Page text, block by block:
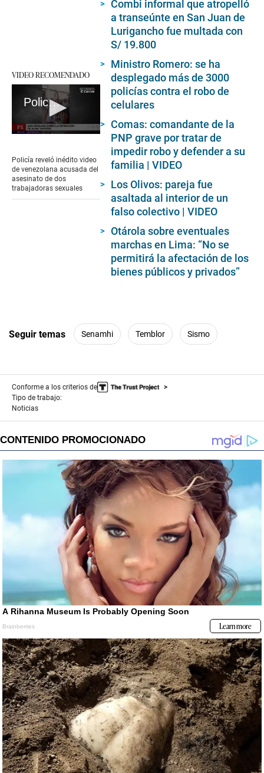
VIDEO RECOMENDADO
Policía reveló inédito video de venezolana acusada del asesinato de dos trabajadoras sexuales
of
2
minutes,
47
seconds
Policía reveló inédito video
de venezolana acusada del
asesinato de dos
trabajadoras sexuales
Combi informal que atropelló
a transeúnte en San Juan de
Lurigancho fue multada con
S/ 19.800
Ministro Romero: se ha
desplegado más de 3000
policías contra el robo de
celulares
Comas: comandante de la
PNP grave por tratar de
impedir robo y defender a su
familia | VIDEO
Los Olivos: pareja fue
asaltada al interior de un
falso colectivo | VIDEO
Otárola sobre eventuales
marchas en Lima: “No se
permitirá la afectación de los
bienes públicos y privados”
Seguir temas Senamhi Temblor Sismo
Conforme a los criterios de
Tipo de trabajo:
Noticias